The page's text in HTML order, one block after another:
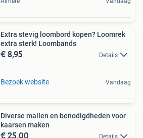
Extra stevig loombord kopen? Loomrek
extra sterk! Loombands
€ 8,95 Details
Bezoek website Vandaag
Diverse mallen en benodigdheden voor
kaarsen maken
Details